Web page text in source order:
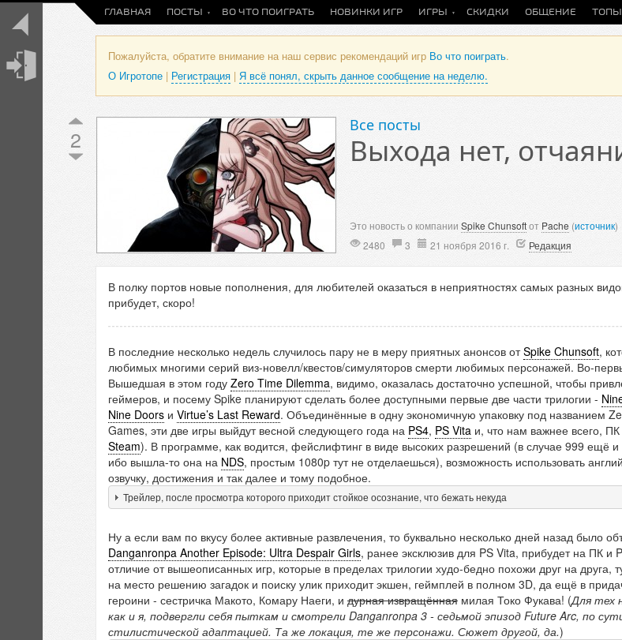
ГЛАВНАЯ ПОСТЫ ВО ЧТО ПОИГРАТЬ НОВИНКИ ИГР ИГРЫ СКИДКИ ОБЩЕНИЕ ТОПЫ
Пожалуйста, обратите внимание на наш сервис рекомендаций игр Во что поиграть.
О Игротопе | Регистрация | Я всё понял, скрыть данное сообщение на неделю.
2 Все посты
Выхода нет,
Это новость о компании Spike Chunsoftот Pache (источник)
2480
3 21 ноября 2016 г. Редакция
В полку портов новые пополнения, для любителей оказаться в неприятностях самых разных
прибудет, скоро!
В последние несколько недель случилось пару не в меру приятных анонсов отSpike Chunsoft,
любимых многими серий виз-новелл/квестов/симуляторов смерти любимых персонажей. Во-
Вышедшая в этом году Zero Time Dilemma, видимо, оказалась достаточно успешной, чтобы
геймеров, и посему Spike планируют сделать более доступными первые две части трилогии -
Nine Doors и Virtue’s Last Reward. Объединённые в одну экономичную упаковку под названием
Games, эти две игры выйдут весной следующего года на PS4, PS Vita и, что нам важнее всего,
Steam). В программе, как водится, фейслифтинг в виде высоких разрешений (в случае 999 ещё
ибо вышла-то она на NDS, простым 1080p тут не отделаешься), возможность использовать
озвучку, достижения и так далее и тому подобное.
Трейлер, после просмотра которого приходит стойкое осознание, что бежать некуда
Ну а если вам по вкусу более активные развлечения, то буквально несколько дней назад было
Danganronpa Another Episode: Ultra Despair Girls, ранее эксклюзив для PS Vita, прибудет на ПК и
отличие от вышеописанных игр, которые в пределах трилогии худо-бедно похожи друг на друга,
на место решению загадок и поиску улик приходит экшен, геймплей в полном 3D, да ещё в
героини - сестричка Макото, Комару Наеги, и дурная извращённая милая Токо Фукава! (Для тех
как и я, подвергли себя пыткам и смотрели Danganronpa 3 - седьмой эпизод Future Arc, по
стилистической адаптацией. Та же локация, те же персонажи. Сюжет другой, да.)